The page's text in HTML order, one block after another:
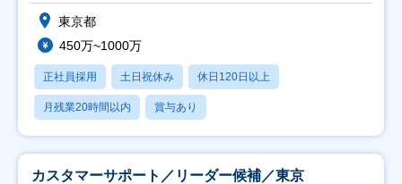
東京都
450万~1000万
正社員採用 土日祝休み 休日120日以上
月残業20時間以内 賞与あり
カスタマーサポート／リーダー候補／東京